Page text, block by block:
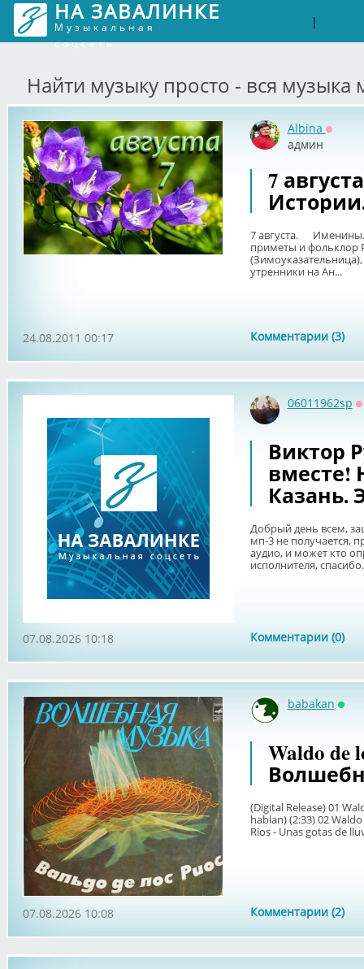
НА ЗАВАЛИНКЕ
Музыкальная
соцсеть
|
Найти музыку просто - вся музыка
Albina
админ
7
7 августа.
приметы и фольклор
утренники на Ан...
Комментарии (3)
24.08.2011 00:17
06011962sp
Виктор
вместе!
Казань.
Добрый день всем,
мп-3 не получается,
аудио, и может кто
исполнителя,
Комментарии (0)
07.08.2026 10:18
babakan
Waldo de
(Digital Release) 01
hablan) (2:33) 02
Ríos - Unas gotas de
Комментарии (2)
07.08.2026 10:08